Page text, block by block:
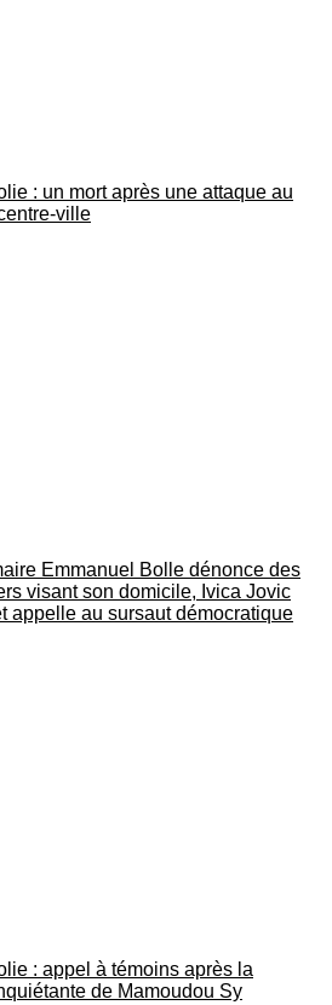
: un mort après une attaque au
ville
Emmanuel Bolle dénonce des
visant son domicile, Ivica Jovic
appelle au sursaut démocratique
: appel à témoins après la
de Mamoudou Sy